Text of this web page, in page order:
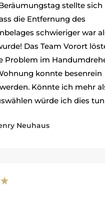
stellte sich
die Entfernung des
schwieriger war
Das Team Vorort
Problem im
konnte besenrein
Könnte ich mehr
würde ich dies
Neuhaus